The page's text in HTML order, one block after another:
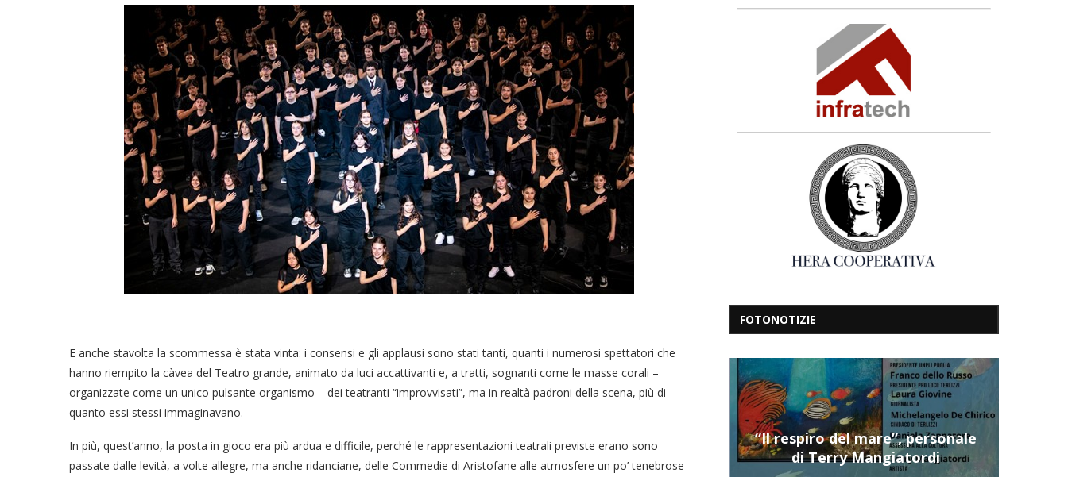
E anche stavolta la scommessa è stata vinta: i consensi e gli applausi sono stati tanti, quanti i numerosi spettatori che
hanno riempito la càvea del Teatro grande, animato da luci accattivanti e, a tratti, sognanti come le masse corali –
organizzate come un unico pulsante organismo – dei teatranti “improvvisati”, ma in realtà padroni della scena, più di
quanto essi stessi immaginavano.
In più, quest’anno, la posta in gioco era più ardua e difficile, perché le rappresentazioni teatrali previste erano sono
passate dalle levità, a volte allegre, ma anche ridanciane, delle Commedie di Aristofane alle atmosfere un po’ tenebrose
FOTONOTIZIE
“La Grazia” di Sorrentino
presentato da Milvia Marigliano
“Il respiro del mare”, personale
di Terry Mangiatordi
Nuova tanker in acciaio inox
per la Navalmed
Una barca entra nel Fiordo di
Crapolla violando...
“Un’Ape tra le pagine”, prestito
digitale gratuito e...
“La Grazia” di Sorrentino
presentato da Milvia Marigliano
“Il respiro del mare”, personale
di Terry Mangiatordi